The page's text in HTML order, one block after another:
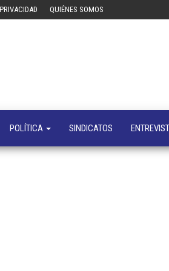
QUIÉNES SOMOS
negocios
POLÍTICA SINDICATOS